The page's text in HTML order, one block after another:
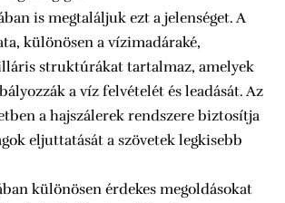
is megtaláljuk ezt a jelenséget. A
különösen a vízimadáraké,
struktúrákat tartalmaz, amelyek
a víz felvételét és leadását. Az
a hajszálerek rendszere biztosítja
eljuttatását a szövetek legkisebb
különösen érdekes megoldásokat